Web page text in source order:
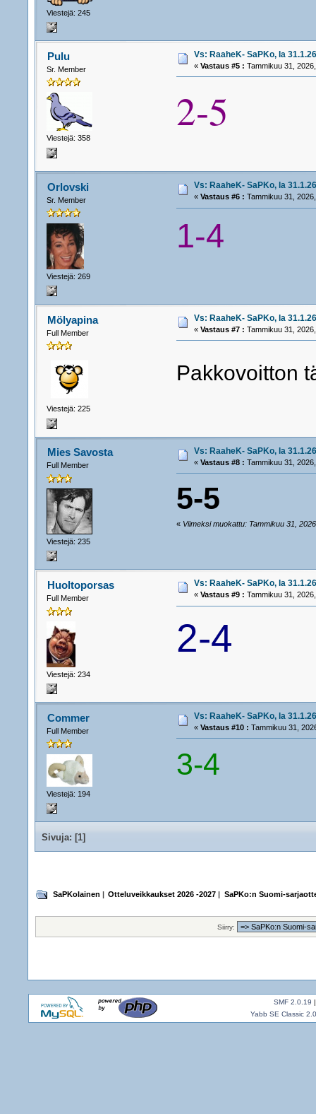
Viestejä: 245
Pulu
Sr. Member
Viestejä: 358
Vs: RaaheK- SaPKo, la
«Vastaus #5 : Tammikuu 31,
2-5
Orlovski
Sr. Member
Viestejä: 269
Vs: RaaheK- SaPKo, la
«Vastaus #6 : Tammikuu 31,
1-4
Mölyapina
Full Member
Viestejä: 225
Vs: RaaheK- SaPKo, la
«Vastaus #7 : Tammikuu 31,
Pakkovoitton
Mies Savosta
Full Member
Viestejä: 235
Vs: RaaheK- SaPKo, la
«Vastaus #8 : Tammikuu 31,
5-5
« Viimeksi muokattu: Tammikuu 31,
Huoltoporsas
Full Member
Viestejä: 234
Vs: RaaheK- SaPKo, la
«Vastaus #9 : Tammikuu 31,
2-4
Commer
Full Member
Viestejä: 194
Vs: RaaheK- SaPKo, la
«Vastaus #10 : Tammikuu 31,
3-4
Sivuja: [1]
SaPKolainen Otteluveikkaukset 2026 -2027 SaPKo:n Suomi-
Siirry:
SMF 2.0.19
Yabb SE Classic